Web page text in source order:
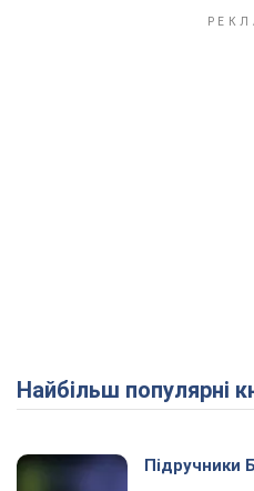
Найбільш популярні
Підручники